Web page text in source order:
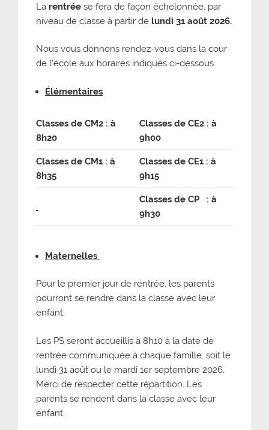
La rentrée se fera de façon échelonnée, par
niveau de classe à partir de lundi 31 août 2026.
Nous vous donnons rendez-vous dans la cour
de l’école aux horaires indiqués ci-dessous.
Élémentaires
Classes de CM2 : à
8h20
Classes de CE2 : à
9h00
Classes de CM1 : à
8h35
Classes de CE1 : à
9h15
Classes de CP : à
9h30
Maternelles
Pour le premier jour de rentrée, les parents
pourront se rendre dans la classe avec leur
enfant.
Les PS seront accueillis à 8h10 à la date de
rentrée communiquée à chaque famille, soit le
lundi 31 août ou le mardi 1er septembre 2026.
Merci de respecter cette répartition. Les
parents se rendent dans la classe avec leur
enfant.